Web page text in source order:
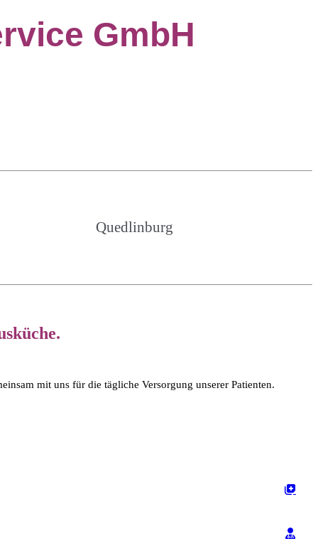
GmbH
Quedlinburg
mit uns für die tägliche Versorgung unserer Patienten.